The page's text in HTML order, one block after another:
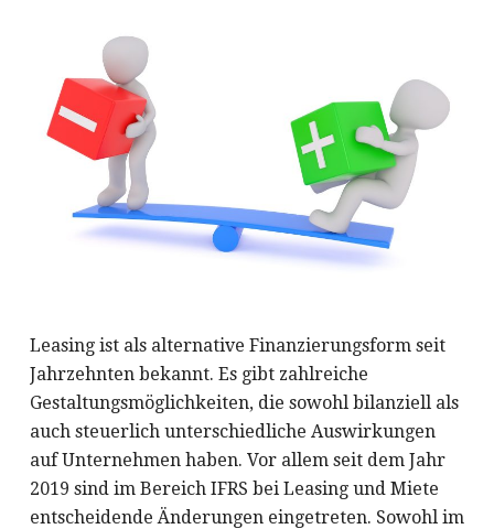
Leasing ist als alternative Finanzierungsform seit
Jahrzehnten bekannt. Es gibt zahlreiche
Gestaltungsmöglichkeiten, die sowohl bilanziell als
auch steuerlich unterschiedliche Auswirkungen
auf Unternehmen haben. Vor allem seit dem Jahr
2019 sind im Bereich IFRS bei Leasing und Miete
entscheidende Änderungen eingetreten. Sowohl im